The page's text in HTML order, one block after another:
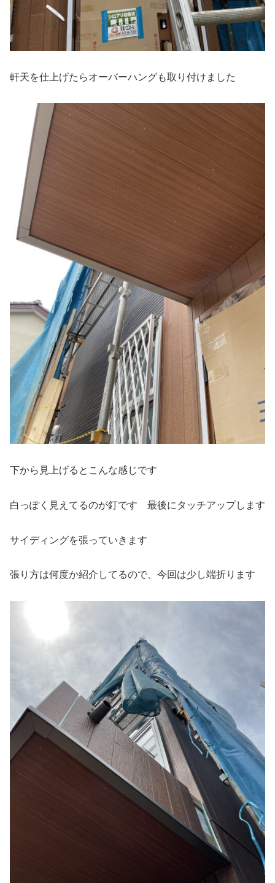
軒天を仕上げたらオーバーハングも取り付けました
下から見上げるとこんな感じです
白っぽく見えてるのが釘です 最後にタッチアップします
サイディングを張っていきます
張り方は何度か紹介してるので、今回は少し端折ります